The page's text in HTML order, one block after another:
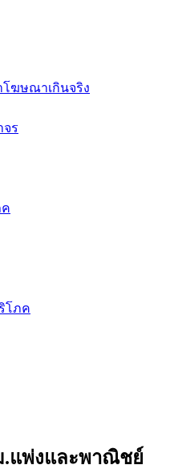
โฆษณาเกินจริง
ร
โภค
.แพ่งและพาณิชย์